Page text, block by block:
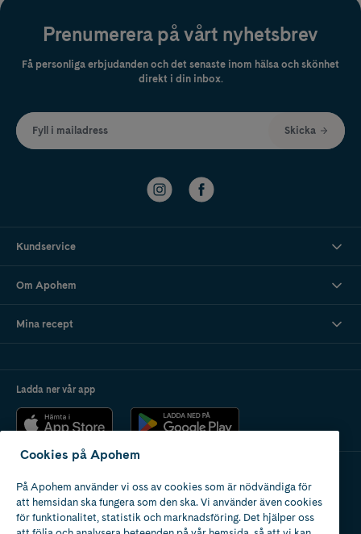
Prenumerera på vårt nyhetsbrev
Få personliga erbjudanden och det senaste inom hälsa och skönhet
direkt i din inbox.
Fyll i mailadress Skicka
Kundservice
Om Apohem
Mina recept
Ladda ner vår app
Apotek med tillstånd
av Läkemedelsverket
Cookies på Apohem
På Apohem använder vi oss av cookies som är nödvändiga för
att hemsidan ska fungera som den ska. Vi använder även cookies
för funktionalitet, statistik och marknadsföring. Det hjälper oss